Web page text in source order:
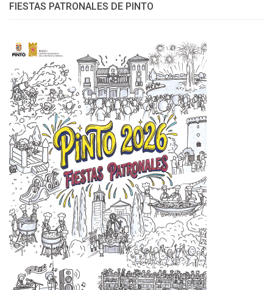
FIESTAS PATRONALES DE PINTO